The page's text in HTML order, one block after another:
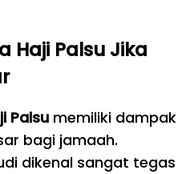
Haji Palsu Jika
Palsu memiliki dampak
bagi jamaah.
dikenal sangat tegas